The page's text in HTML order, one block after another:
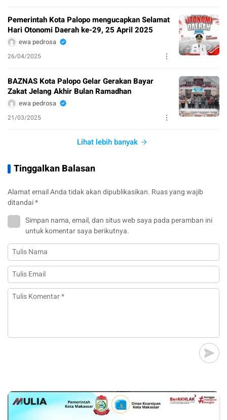
Pemerintah Kota Palopo mengucapkan Selamat
Hari Otonomi Daerah ke-29, 25 April 2025
ewa pedrosa
26/04/2025
BAZNAS Kota Palopo Gelar Gerakan Bayar
Zakat Jelang Akhir Bulan Ramadhan
ewa pedrosa
21/03/2025
Lihat lebih banyak
Tinggalkan Balasan
Alamat email Anda tidak akan dipublikasikan. Ruas yang wajib
ditandai*
Simpan nama, email, dan situs web saya pada peramban ini
untuk komentar saya berikutnya.